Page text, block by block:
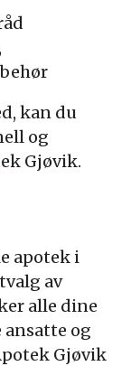
kan du
og
Gjøvik.
apotek i
av
alle dine
og
Gjøvik